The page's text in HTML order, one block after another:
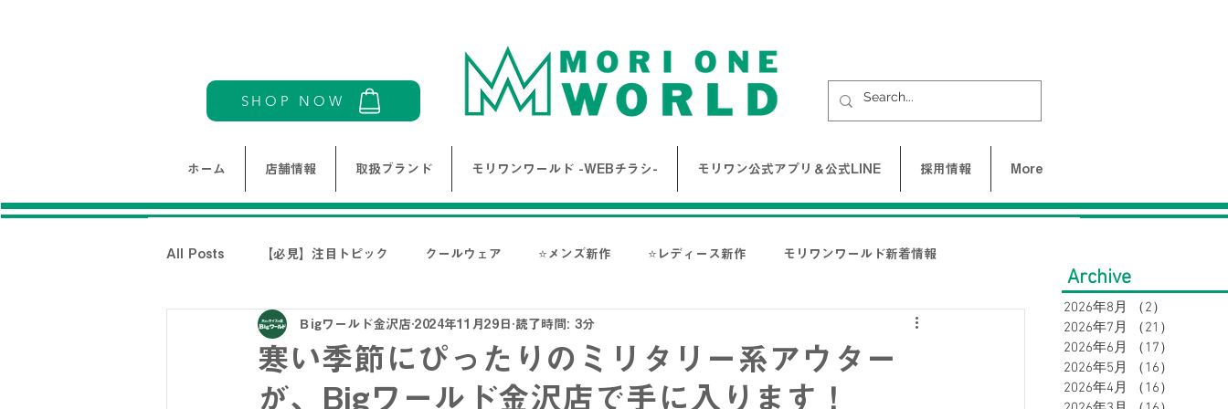
SHOP NOW
ホーム 店舗情報 取扱ブランド モリワンワールド -WEBチラシ- モリワン公式アプリ＆公式LINE 採用情報 More
All Posts 【必見】注目トピック クールウェア ⭐メンズ新作 ⭐レディース新作 モリワンワールド新着情報
モリワンワールドレディース新着情報 Bigワールド新着情報
THE NORTH FACE-ノースフェイス- NANGA go slow caravan 1PIU1UGUALE3 RELAX
寒い季節にぴったりのミリタリー系アウター
が、Bigワールド金沢店で手に入ります！
Ｂigワールド金沢店 2024年11月29日 読了時間: 3分
Archive
2026年8月 （2）
2026年7月
（21）
2026年6月
（17）
2026年5月
（16）
2026年4月
（16）